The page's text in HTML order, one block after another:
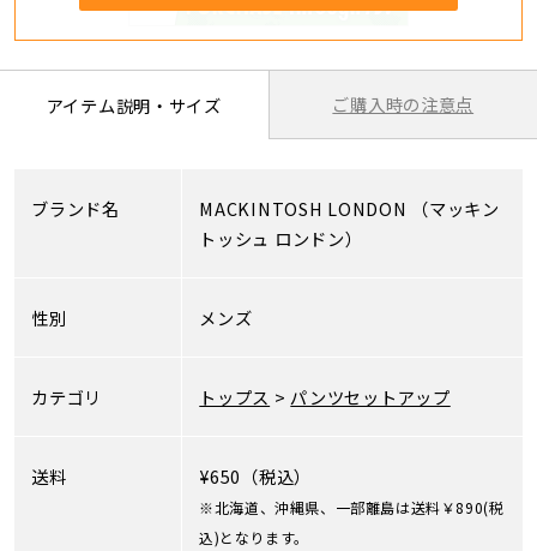
アイテム説明・サイズ ご購入時の注意点
ブランド名 MACKINTOSH LONDON
（マッキン
トッシュ ロンドン）
性別 メンズ
カテゴリ トップス > パンツセットアップ
送料 ¥650（税込）
※北海道、沖縄県、一部離島は送料￥890(税
込)となります。